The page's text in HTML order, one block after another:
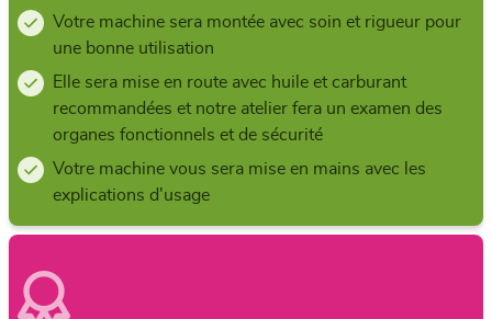
Votre machine sera montée avec soin et rigueur pour
une bonne utilisation
Elle sera mise en route avec huile et carburant
recommandées et notre atelier fera un examen des
organes fonctionnels et de sécurité
Votre machine vous sera mise en mains avec les
explications d'usage